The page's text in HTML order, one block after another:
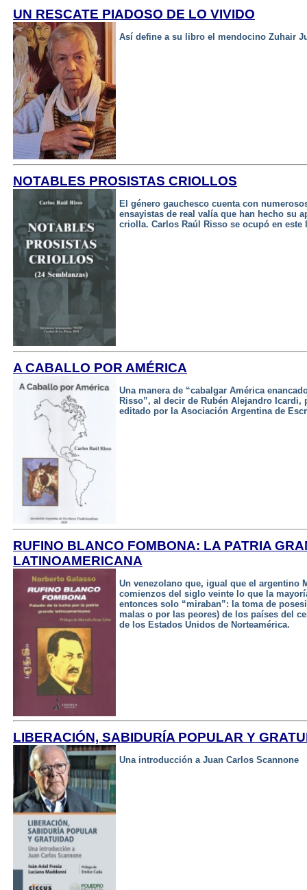
UN RESCATE PIADOSO DE LO VIVIDO
Así define a su libro el mendocino Zuhair
NOTABLES PROSISTAS CRIOLLOS
El género gauchesco cuenta con
ensayistas de real valía que han hecho su
criolla. Carlos Raúl Risso se ocupó en
A CABALLO POR AMÉRICA
Una manera de “cabalgar América
Risso”, al decir de Rubén Alejandro
editado por la Asociación Argentina de
RUFINO BLANCO FOMBONA: LA PATRIA
LATINOAMERICANA
Un venezolano que, igual que el argentino
comienzos del siglo veinte lo que la
entonces solo “miraban”: la toma de
malas o por las peores) de los países del
de los Estados Unidos de Norteamérica.
LIBERACIÓN, SABIDURÍA POPULAR Y
Una introducción a Juan Carlos Scannone